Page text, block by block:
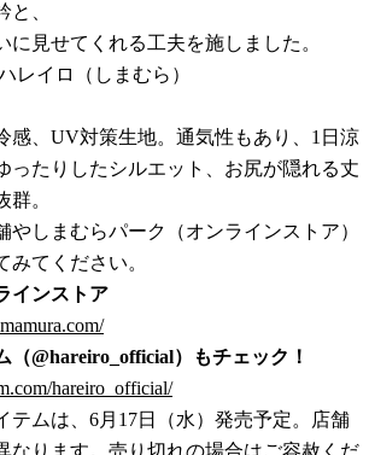
と、
に見せてくれる工夫を施しました。
レイロ（しまむら）
感、UV対策生地。通気性もあり、1日涼
ったりしたシルエット、お尻が隠れる丈
群。
やしまむらパーク（オンラインストア）
みてください。
インストア
（@hareiro_official）もチェック！
hareiro_official/
ムは、6月17日（水）発売予定。店舗